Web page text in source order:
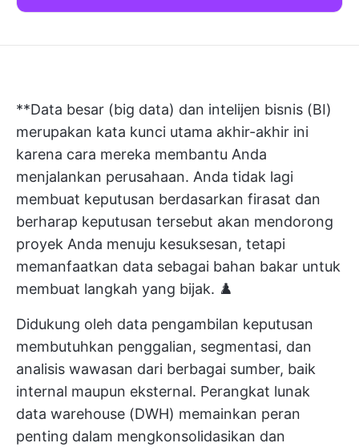
**Data besar (big data) dan intelijen bisnis (BI)
merupakan kata kunci utama akhir-akhir ini
karena cara mereka membantu Anda
menjalankan perusahaan. Anda tidak lagi
membuat keputusan berdasarkan firasat dan
berharap keputusan tersebut akan mendorong
proyek Anda menuju kesuksesan, tetapi
memanfaatkan data sebagai bahan bakar untuk
membuat langkah yang bijak. ♟️
Didukung oleh data pengambilan keputusan
membutuhkan penggalian, segmentasi, dan
analisis wawasan dari berbagai sumber, baik
internal maupun eksternal. Perangkat lunak
data warehouse (DWH) memainkan peran
penting dalam mengkonsolidasikan dan